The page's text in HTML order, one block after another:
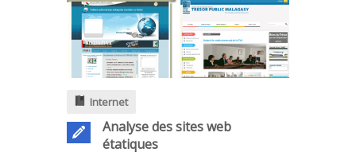
Internet
Analyse des sites web
étatiques